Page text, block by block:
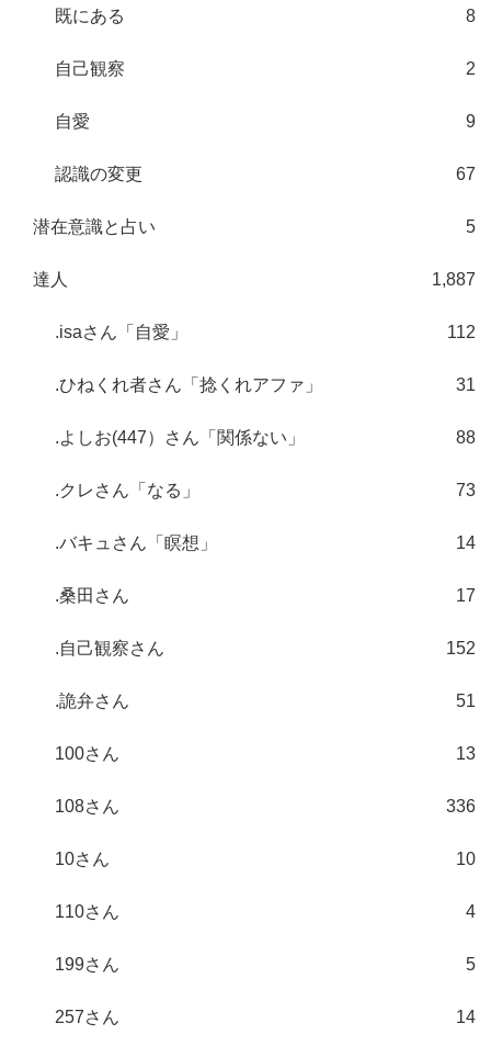
既にある 8
自己観察 2
自愛 9
認識の変更 67
潜在意識と占い 5
達人 1,887
.isaさん「自愛」 112
.ひねくれ者さん「捻くれアファ」 31
.よしお(447）さん「関係ない」 88
.クレさん「なる」 73
.バキュさん「瞑想」 14
.桑田さん 17
.自己観察さん 152
.詭弁さん 51
100さん 13
108さん 336
10さん 10
110さん 4
199さん 5
257さん 14